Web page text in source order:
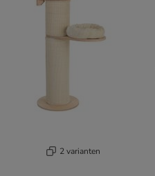
2 varianten